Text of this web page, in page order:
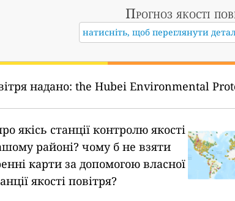
Прогноз якості
натисніть, щоб переглянути
надано: the Hubei Environmental
якісь станції контролю якості
районі? чому б не взяти
карти за допомогою власної
якості повітря?